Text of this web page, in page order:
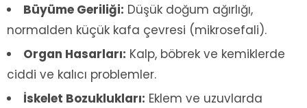
Büyüme Geriliği: Düşük doğum ağırlığı,
normalden küçük kafa çevresi (mikrosefali).
Organ Hasarları: Kalp, böbrek ve kemiklerde
ciddi ve kalıcı problemler.
İskelet Bozuklukları: Eklem ve uzuvlarda